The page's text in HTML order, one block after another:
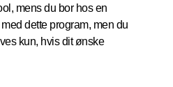
mens du bor hos en
dette program, men du
kun, hvis dit ønske